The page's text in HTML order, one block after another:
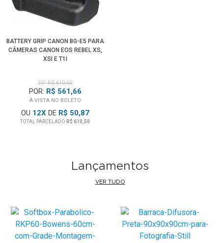
BATTERY GRIP CANON BG-E5 PARA
CÂMERAS CANON EOS REBEL XS,
XSI E T1I
DE: R$ 610,50
POR: R$ 561,66
À VISTA NO BOLETO
OU 12XDE R$ 50,87
TOTAL PARCELADO R$ 610,50
Lançamentos
VER TUDO